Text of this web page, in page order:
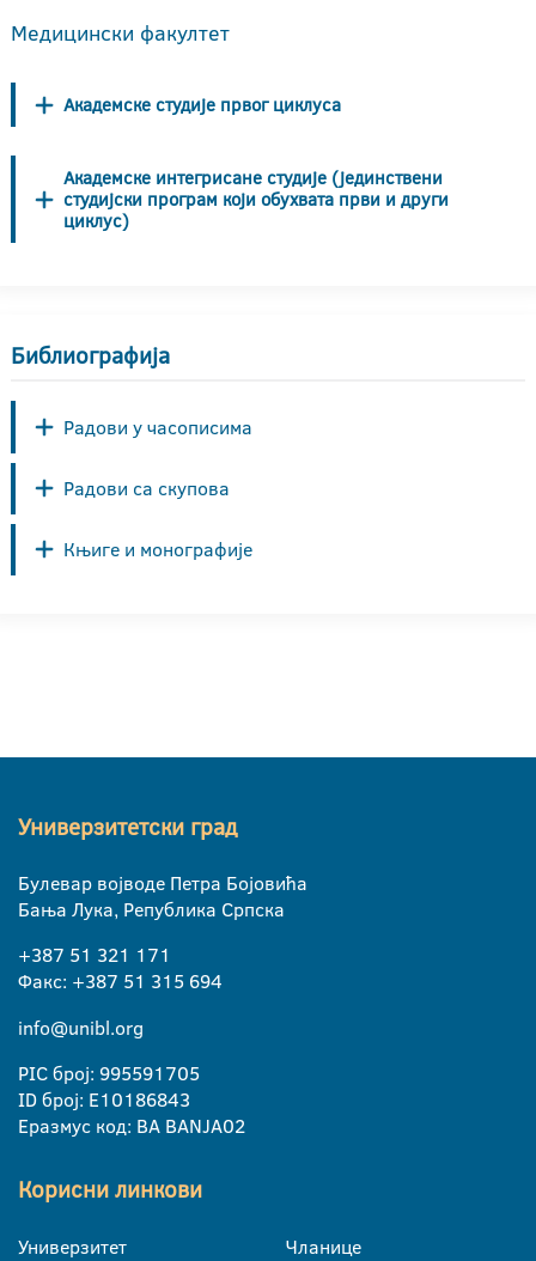
Медицински факултет
Академске студије првог циклуса
Академске интегрисане студије (јединствени
студијски програм који обухвата први и други
циклус)
Библиографија
Радови у часописима
Радови са скупова
Књиге и монографије
Универзитетски град
Булевар војводе Петра Бојовића
Бања Лука, Република Српска
+387 51 321 171
Факс: +387 51 315 694
info@unibl.org
PIC број: 995591705
ID број: E10186843
Еразмус код: BA BANJA02
Корисни линкови
Универзитет
Чланице